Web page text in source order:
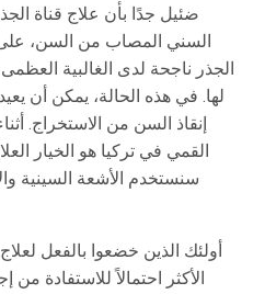
ضئيل جدًا بأن علاج قناة
السني المصاب من السن،
الجذر ناجحة لدى الغالبية
لها. في هذه الحالة، يمكن أن
إنقاذ السن من الاستخراج.
القمي في تركيا هو الخيار
سنستخدم الأشعة السينية
أولئك الذين خضعوا بالفعل
الأكثر احتمالاً للاستفادة من